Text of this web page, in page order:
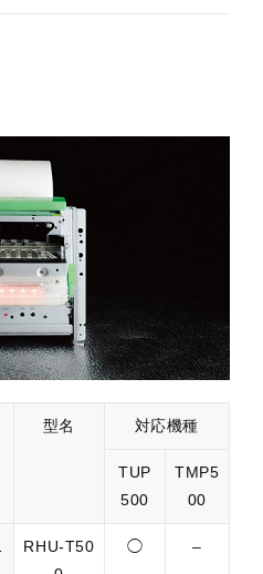
型名 対応機種
TUP
500
TMP5
00
RHU-T50
◯ –